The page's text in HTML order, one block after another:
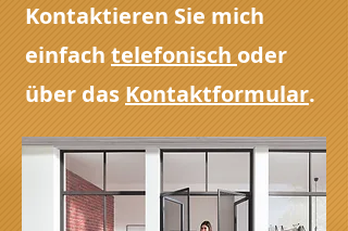
Kontaktieren Sie mich
einfach telefonisch oder
über das Kontaktformular.